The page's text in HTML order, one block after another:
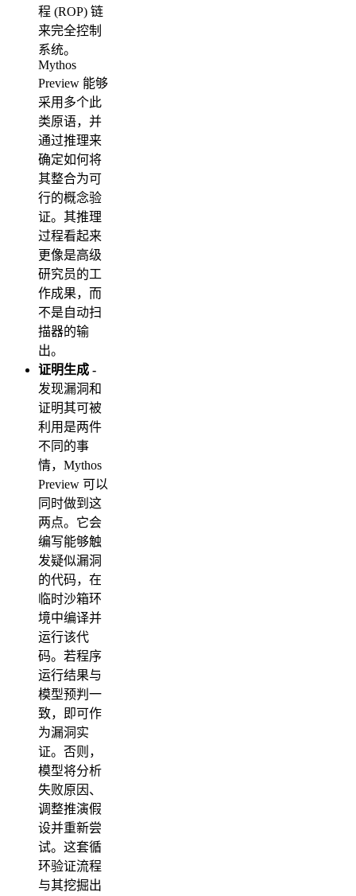
程 (ROP) 链
来完全控制
系统。
Mythos
Preview 能够
采用多个此
类原语，并
通过推理来
确定如何将
其整合为可
行的概念验
证。其推理
过程看起来
更像是高级
研究员的工
作成果，而
不是自动扫
描器的输
出。
证明生成 -
发现漏洞和
证明其可被
利用是两件
不同的事
情，Mythos
Preview 可以
同时做到这
两点。它会
编写能够触
发疑似漏洞
的代码，在
临时沙箱环
境中编译并
运行该代
码。若程序
运行结果与
模型预判一
致，即可作
为漏洞实
证。否则，
模型将分析
失败原因、
调整推演假
设并重新尝
试。这套循
环验证流程
与其挖掘出